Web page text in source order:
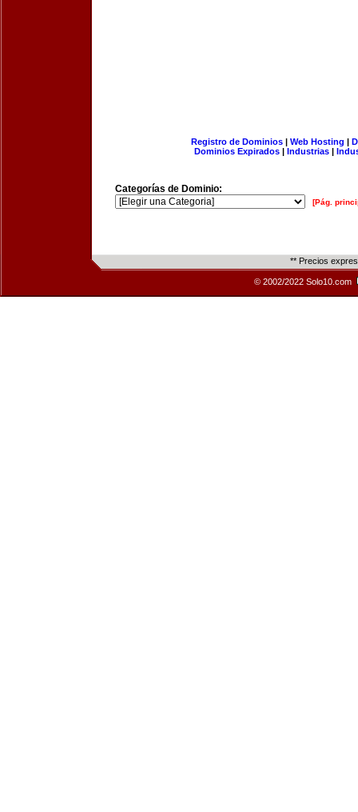
Registro de Dominios| Web Hosting |
Dominios Expirados | Industrias |
Categorías de Dominio:
[Pág.
** Precios
© 2002/2022 Solo10.com